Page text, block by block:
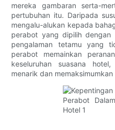
mereka gambaran serta-
pertubuhan itu. Daripada
mengalu-alukan kepada
perabot yang dipilih
pengalaman tetamu yang
perabot memainkan
keseluruhan suasana
menarik dan